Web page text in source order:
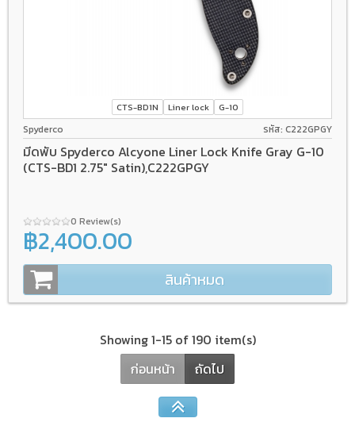
CTS-BD1N Liner lock G-10
Spyderco รหัส: C222GPGY
มีดพับ Spyderco Alcyone Liner Lock Knife Gray G-10
(CTS-BD1 2.75" Satin),C222GPGY
0 Review(s)
฿2,400.00
สินค้าหมด
Showing 1-15 of 190 item(s)
ก่อนหน้า
ถัดไป